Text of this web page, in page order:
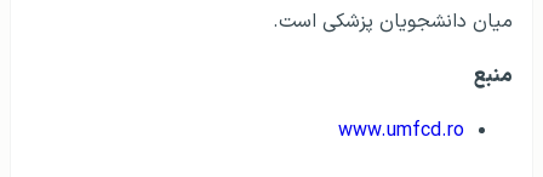
میان دانشجویان پزشکی است.
منبع
www.umfcd.ro